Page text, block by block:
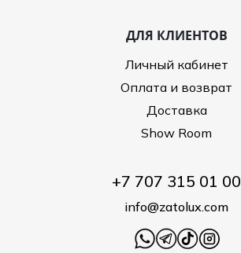
ДЛЯ КЛИЕНТОВ
Личный кабинет
Оплата и возврат
Доставка
Show Room
+7 707 315 01 00
info@zatolux.com